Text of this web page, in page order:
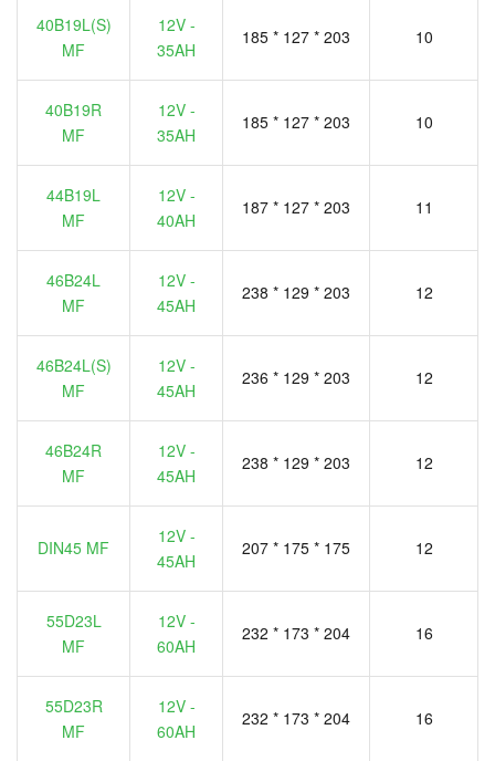
40B19L(S)
MF
12V -
35AH
185 * 127 * 203 10
40B19R
MF
12V -
35AH
185 * 127 * 203 10
44B19L
MF
12V -
40AH
187 * 127 * 203 11
46B24L
MF
12V -
45AH
238 * 129 * 203 12
46B24L(S)
MF
12V -
45AH
236 * 129 * 203 12
46B24R
MF
12V -
45AH
238 * 129 * 203 12
DIN45 MF
12V -
45AH
207 * 175 * 175 12
55D23L
MF
12V -
60AH
232 * 173 * 204 16
55D23R
MF
12V -
60AH
232 * 173 * 204 16